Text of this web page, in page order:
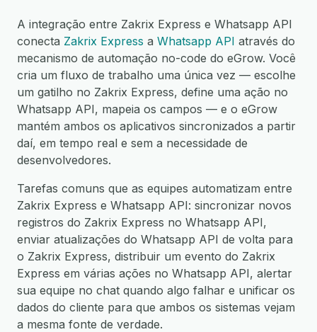
A integração entre Zakrix Express e Whatsapp API
conecta Zakrix Express a Whatsapp API através do
mecanismo de automação no-code do eGrow. Você
cria um fluxo de trabalho uma única vez — escolhe
um gatilho no Zakrix Express, define uma ação no
Whatsapp API, mapeia os campos — e o eGrow
mantém ambos os aplicativos sincronizados a partir
daí, em tempo real e sem a necessidade de
desenvolvedores.
Tarefas comuns que as equipes automatizam entre
Zakrix Express e Whatsapp API: sincronizar novos
registros do Zakrix Express no Whatsapp API,
enviar atualizações do Whatsapp API de volta para
o Zakrix Express, distribuir um evento do Zakrix
Express em várias ações no Whatsapp API, alertar
sua equipe no chat quando algo falhar e unificar os
dados do cliente para que ambos os sistemas vejam
a mesma fonte de verdade.